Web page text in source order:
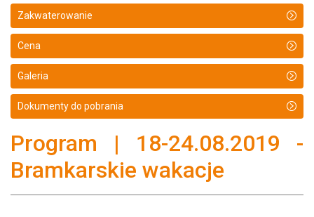
Zakwaterowanie
Cena
Galeria
Dokumenty do pobrania
Program | 18-24.08.2019 -
Bramkarskie wakacje